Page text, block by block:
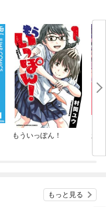
もういっぽん！ 新
もっと見る